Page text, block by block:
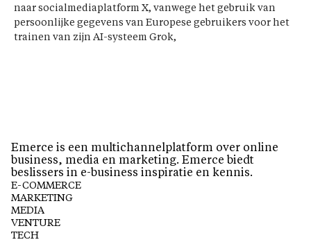
naar socialmediaplatform X, vanwege het gebruik van
persoonlijke gegevens van Europese gebruikers voor het
trainen van zijn AI-systeem Grok,
Emerce is een multichannelplatform over online
business, media en marketing. Emerce biedt
beslissers in e-business inspiratie en kennis.
E-COMMERCE
MARKETING
MEDIA
VENTURE
TECH